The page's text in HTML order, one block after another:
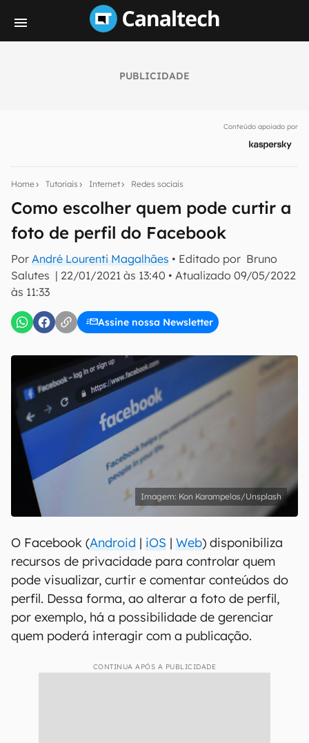
PUBLICIDADE
Conteúdo apoiado por
Home Tutoriais Internet Redes sociais
Como escolher quem pode curtir a
foto de perfil do Facebook
Por André Lourenti Magalhães • Editado por Bruno
Salutes | 22/01/2021 às 13:40 • Atualizado 09/05/2022
às 11:33
Assine nossa Newsletter
notícias e reviews sobre tecnologia em primeira
inscreva-se
Confirmo que li, aceito e concordo com os Termos de
Uso e Política de Privacidade do Canaltech.
Kon Karampelas/Unsplash
O Facebook (Android | iOS | Web) disponibiliza
recursos de privacidade para controlar quem
pode visualizar, curtir e comentar conteúdos do
perfil. Dessa forma, ao alterar a foto de perfil,
por exemplo, há a possibilidade de gerenciar
quem poderá interagir com a publicação.
CONTINUA APÓS A PUBLICIDADE